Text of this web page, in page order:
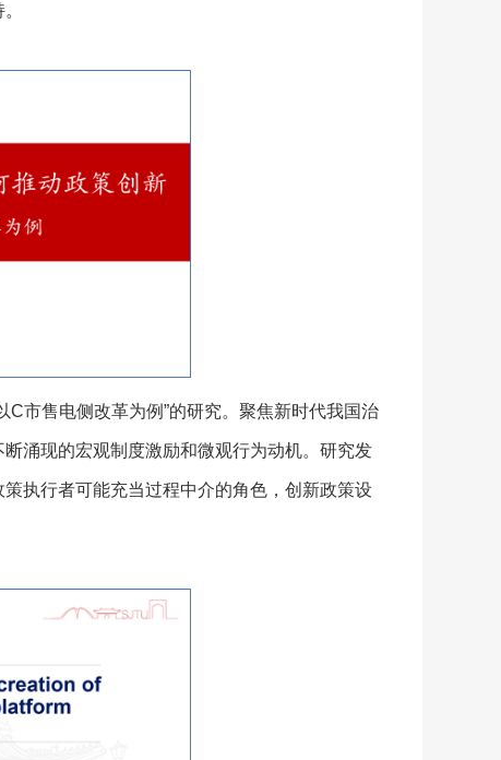
市售电侧改革为例”的研究。聚焦新时代我国治
涌现的宏观制度激励和微观行为动机。研究发
执行者可能充当过程中介的角色，创新政策设